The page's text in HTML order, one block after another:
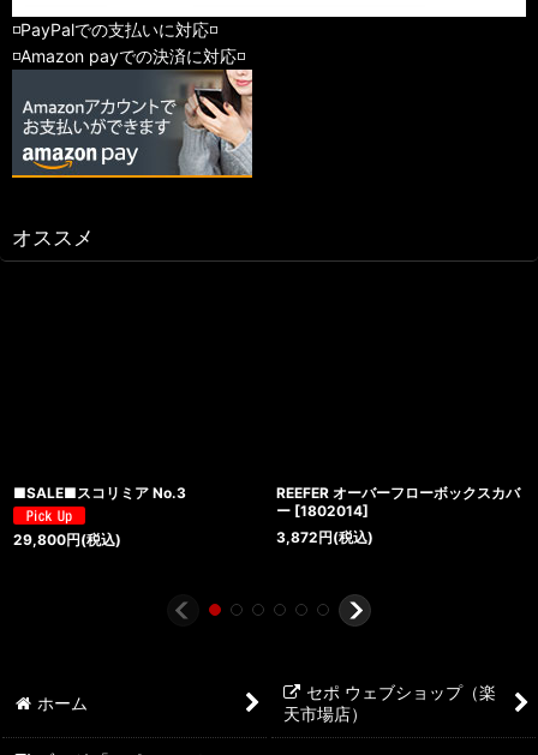
◽️PayPalでの支払いに対応◽️
◽️Amazon payでの決済に対応◽️
オススメ
■SALE■スコリミア No.3
29,800円(税込)
REEFER オーバーフローボックスカバ
ー [1802014]
3,872円(税込)
ホーム
セポ ウェブショップ（楽
天市場店）